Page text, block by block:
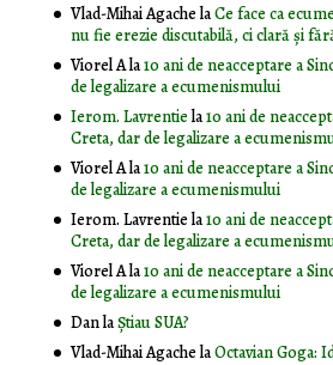
Vlad-Mihai AgachelaCe face ca
nu fie erezie discutabilă, ci clară și
Viorel Ala10 ani de neacceptare a
de legalizare a ecumenismului
Ierom. Lavrentiela10 ani de
Creta, dar de legalizare a
Viorel Ala10 ani de neacceptare a
de legalizare a ecumenismului
Ierom. Lavrentiela10 ani de
Creta, dar de legalizare a
Viorel Ala10 ani de neacceptare a
de legalizare a ecumenismului
DanlaȘtiau SUA?
Vlad-Mihai AgachelaOctavian Goga: